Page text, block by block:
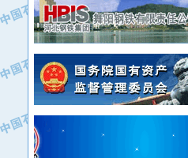
·正泰集团
·华北油田科达开发有限公司
·中石化西南石油局井下工程处
·大庆油田石油专用设备有限公司
·江苏丹化集团有限责任公司
·中核苏阀科技实业股份有限公司
·山特电子（深圳）有限公司
·中国石化茂名石化分公司
·中国石油大港油田分公司
·中油油气勘探软件国家工程研究中心
·西安长庆钻宇集团咸阳石化有限公司